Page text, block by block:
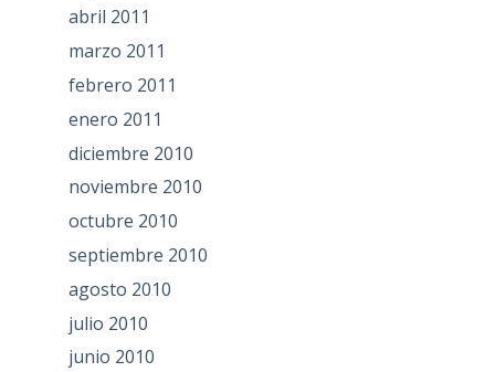
abril 2011
marzo 2011
febrero 2011
enero 2011
diciembre 2010
noviembre 2010
octubre 2010
septiembre 2010
agosto 2010
julio 2010
junio 2010